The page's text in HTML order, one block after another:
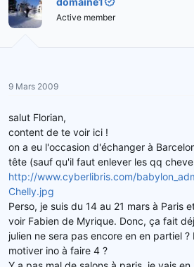
Active member
9 Mars 2009
salut Florian,
content de te voir ici !
on a eu l'occasion d'échanger à
tête (sauf qu'il faut enlever les qq
http://www.cyberlibris.com/
Chelly.jpg
Perso, je suis du 14 au 21 mars à Paris
voir Fabien de Myrique. Donc, ça fait
julien ne sera pas encore en en partiel
motiver ino à faire 4 ?